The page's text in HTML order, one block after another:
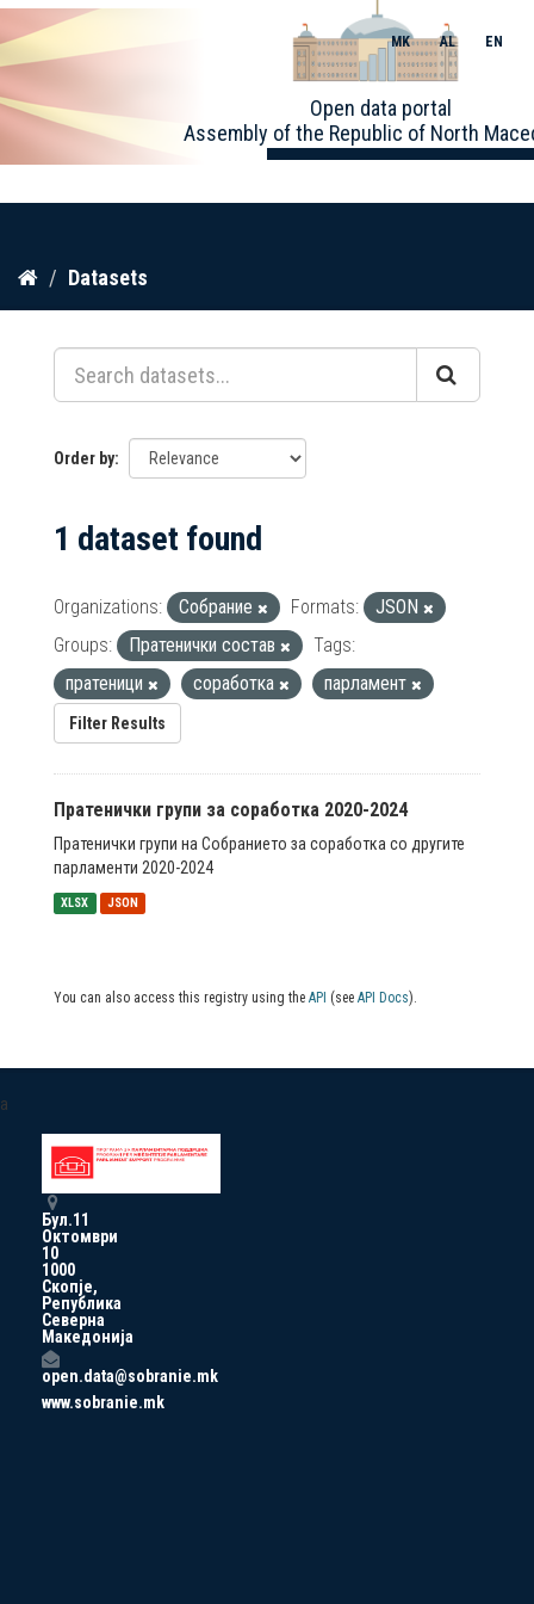
Skip
content
Open data portal
Assembly of the Republic of North
MK AL EN
Datasets
Order by
1 dataset found
Organizations: Собрание Formats:
JSON
Groups:
Пратенички состав
Tags:
пратеници
соработка парламент
Filter Results
Пратенички групи за соработка 2020-2024
Пратенички групи на Собранието за соработка со другите
парламенти 2020-2024
XLSX JSON
You can also access this registry using the API (see API Docs).
a
Бул.11
Октомври
10
1000
Скопје,
Република
Северна
Македонија
open.data@sobranie.mk
www.sobranie.mk